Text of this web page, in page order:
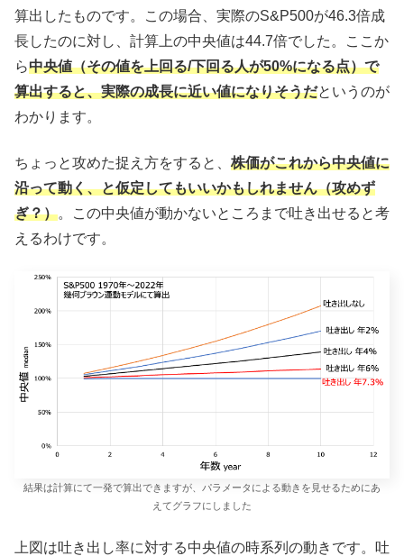
算出したものです。この場合、実際のS&P500が46.3倍成
長したのに対し、計算上の中央値は44.7倍でした。ここか
ら中央値（その値を上回る/下回る人が50%になる点）で
算出すると、実際の成長に近い値になりそうだというのが
わかります。
ちょっと攻めた捉え方をすると、 株価がこれから中央値に
沿って動く、と仮定してもいいかもしれません（攻めず
ぎ？）。この中央値が動かないところまで吐き出せると考
えるわけです。
結果は計算にて一発で算出できますが、パラメータによる動きを見せるためにあ
えてグラフにしました
上図は吐き出し率に対する中央値の時系列の動きです。吐